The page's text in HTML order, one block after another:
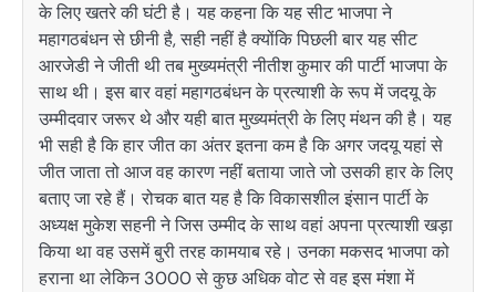
के लिए खतरे की घंटी है। यह कहना कि यह सीट भाजपा ने
महागठबंधन से छीनी है, सही नहीं है क्योंकि पिछली बार यह सीट
आरजेडी ने जीती थी तब मुख्यमंत्री नीतीश कुमार की पार्टी भाजपा के
साथ थी। इस बार वहां महागठबंधन के प्रत्याशी के रूप में जदयू के
उम्मीदवार जरूर थे और यही बात मुख्यमंत्री के लिए मंथन की है। यह
भी सही है कि हार जीत का अंतर इतना कम है कि अगर जदयू यहां से
जीत जाता तो आज वह कारण नहीं बताया जाते जो उसकी हार के लिए
बताए जा रहे हैं। रोचक बात यह है कि विकासशील इंसान पार्टी के
अध्यक्ष मुकेश सहनी ने जिस उम्मीद के साथ वहां अपना प्रत्याशी खड़ा
किया था वह उसमें बुरी तरह कामयाब रहे। उनका मकसद भाजपा को
हराना था लेकिन 3000 से कुछ अधिक वोट से वह इस मंशा में